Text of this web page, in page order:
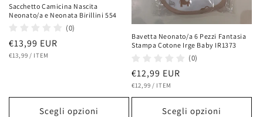
Sacchetto Camicina Nascita
Neonato/a e Neonata Birillini 554
(0)
Prezzo
di
€13,99 EUR
PREZZO
€13,99 / PER
ITEM
Scegli opzioni
Bavetta Neonato/a 6 Pezzi Fantasia
Stampa Cotone Irge Baby IR1373
(0)
Prezzo
di
listino
€12,99 EUR
PREZZO
€12,99 / PER
ITEM
Scegli opzioni